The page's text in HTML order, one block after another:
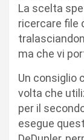
La scelta
ricercare file
ma che vi
Un consiglio
volta che
per il
esegue